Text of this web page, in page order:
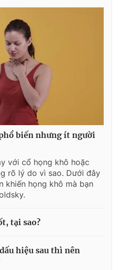
biến nhưng ít người
với cổ họng khô hoặc
rõ lý do vì sao. Dưới đây
khiến họng khô mà bạn
tại sao?
hiệu sau thì nên